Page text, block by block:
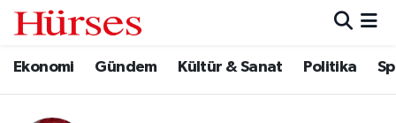
Ekonomi Gündem Kültür & Sanat Politika
Ekonomi
Hava Durumu